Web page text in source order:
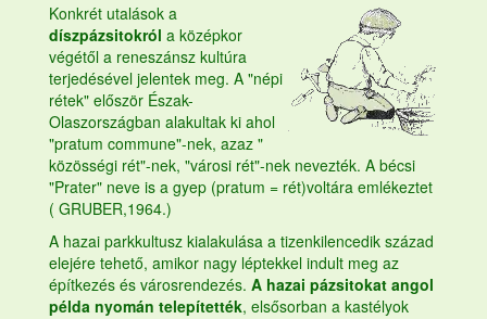
Konkrét utalások a
díszpázsitokról a középkor
végétől a reneszánsz kultúra
terjedésével jelentek meg. A "népi
rétek" először Észak-
Olaszországban alakultak ki ahol
"pratum commune"-nek, azaz "
közösségi rét"-nek, "városi rét"-nek nevezték. A bécsi
"Prater" neve is a gyep (pratum = rét)voltára emlékeztet
( GRUBER,1964.)
A hazai parkkultusz kialakulása a tizenkilencedik század
elejére tehető, amikor nagy léptekkel indult meg az
építkezés és városrendezés. A hazai pázsitokat angol
példa nyomán telepítették, elsősorban a kastélyok